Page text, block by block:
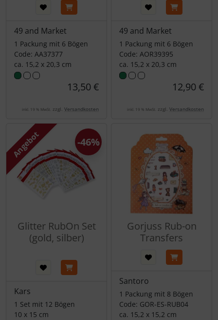
49 and Market
1 Packung mit 6 Bögen
Code: AA37377
ca. 15,2 x 20,3 cm
13,50 €
inkl. 19 % MwSt. zzgl. Versandkosten
49 and Market
1 Packung mit 6 Bögen
Code: AOR39395
ca. 15,2 x 20,3 cm
12,90 €
inkl. 19 % MwSt. zzgl. Versandkosten
Angebot
Glitter RubOn Set
(gold, silber)
Kars
1 Set mit 12 Bögen
10 x 15 cm
-46%
Gorjuss Rub-on
Transfers
Santoro
1 Packung mit 8 Bögen
Code: GOR-ES-RUB04
ca. 15,2 x 15,2 cm